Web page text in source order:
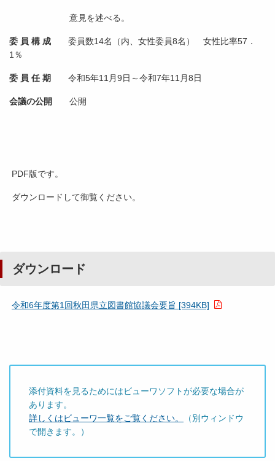
意見を述べる。
委 員 構 成 委員数14名（内、女性委員8名） 女性比率57．
1％
委 員 任 期 令和5年11月9日～令和7年11月8日
会議の公開 公開
PDF版です。
ダウンロードして御覧ください。
ダウンロード
令和6年度第1回秋田県立図書館協議会要旨 [394KB]
添付資料を見るためにはビューワソフトが必要な場合が
あります。
詳しくはビューワ一覧をご覧ください。
（別ウィンドウ
で開きます。）